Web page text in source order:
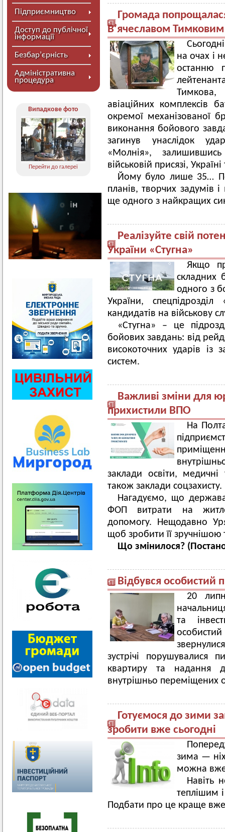
Підприємництво
Доступ до публічної
інформації
Безбар’єрність
Адміністративна
процедура
Випадкове фото
Перейти до галереї
Громада
В’ячеславом Тимковим
на очах і
останню
авіаційних комплексів
окремої механізованої
виконання бойового
загинув унаслідок
«Молнія»,
військовій присязі,
Йому було лише 35…
планів, творчих задумів
ще одного з найкращих
Реалізуйте свій
України «Стугна»
Якщо
складних
одного з
України,
кандидатів на військову
«Стугна» – це
бойових завдань: від
високоточних ударів із
систем.
Важливі зміни для
прихистили ВПО
На
заклади освіти, медичні
також заклади соцзахисту.
Нагадуємо, що
ФОП витрати на
допомогу. Нещодавно
щоб зробити її зручнішою
Що змінилося?
Відбувся особистий
20
та
зустрічі порушувалися
квартиру та надання
внутрішньо переміщених
Готуємося до зими
зробити вже сьогодні
зима —
можна вже
Навіть
теплішим
Подбати про це краще